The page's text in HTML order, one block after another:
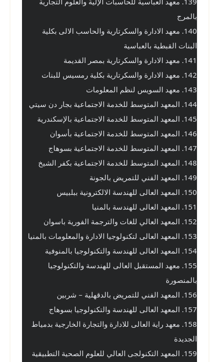
بالمرج
البنات القبطية بالعباسية
141. معهد الادارة والسكرتارية بمصر القديمة
142. معهد الادارة والسكرتارية بكلية رمسيس للبنات
143. معهد السويس لنظم المعلومات
144. المعهد المتوسط للخدمة الاجتماعية بجار دن سيتي
145. المعهد المتوسط للخدمة الاجتماعية بالإسكندرية
146. المعهد المتوسط للخدمة الاجتماعية بأسوان
147. المعهد المتوسط للخدمة الاجتماعية بسوهاج
148. المعهد المتوسط للخدمة الاجتماعية بكفر الشيخ
149. المعهد الفني للتمريض بالجونة
150. المعهد العالى للهندسة الالكترونية ببلبيس
151. المعهد العالى للهندسة بالمنيا
152. المعهد العالي للغات والترجمة الفورية باسوان
153. المعهد العالى لتكنولوجيا الادارة والمعلومات بالمنيا
154. المعهد العالى للهندسة والتكنولوجيا بالمنوفية
بالمنصورة
156. المعهد الفني للتمريض بالدقهلية – شربين
157. المعهد العالى للهندسة والتكنولوجيا بسوهاج
الجديدة